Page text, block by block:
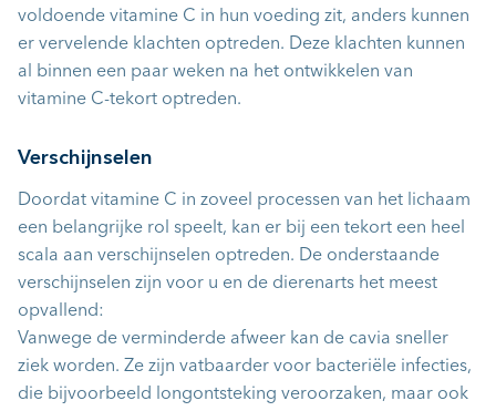
voldoende vitamine C in hun voeding zit, anders kunnen
er vervelende klachten optreden. Deze klachten kunnen
al binnen een paar weken na het ontwikkelen van
vitamine C-tekort optreden.
Verschijnselen
Doordat vitamine C in zoveel processen van het lichaam
een belangrijke rol speelt, kan er bij een tekort een heel
scala aan verschijnselen optreden. De onderstaande
verschijnselen zijn voor u en de dierenarts het meest
opvallend:
Vanwege de verminderde afweer kan de cavia sneller
ziek worden. Ze zijn vatbaarder voor bacteriële infecties,
die bijvoorbeeld longontsteking veroorzaken, maar ook